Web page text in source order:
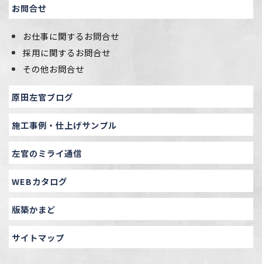
お問合せ
お仕事に関するお問合せ
採用に関するお問合せ
その他お問合せ
原田左官ブログ
施工事例・仕上げサンプル
左官のミライ通信
WEBカタログ
版築かまど
サイトマップ